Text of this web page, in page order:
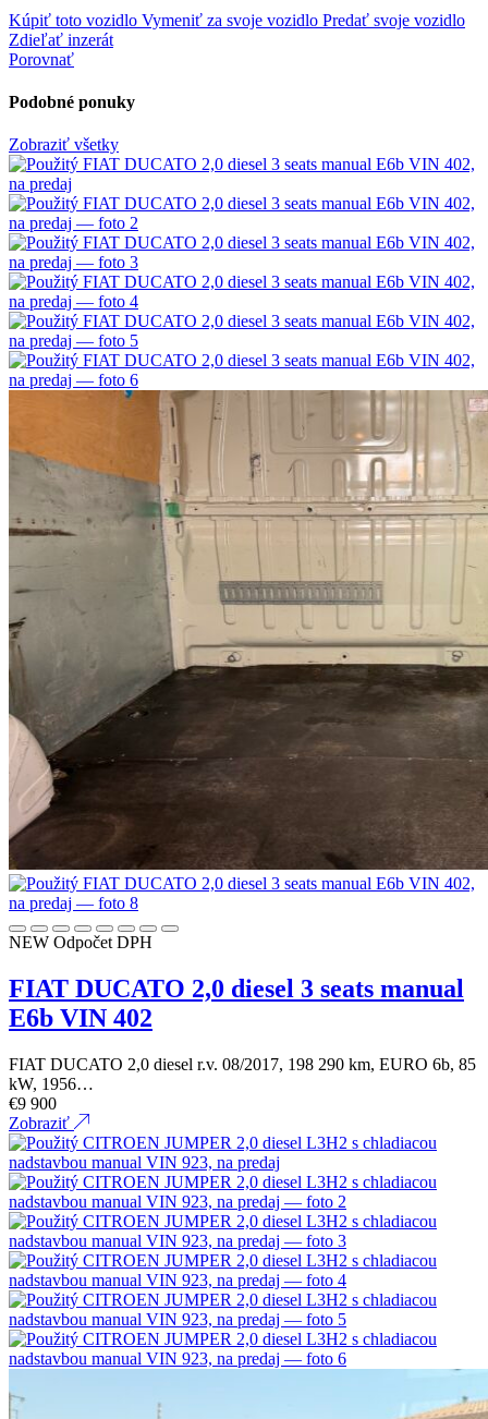
Kúpiť toto vozidlo Vymeniť za svoje vozidlo Predať svoje vozidlo
Zdieľať inzerát
Porovnať
Podobné ponuky
Zobraziť všetky
NEW Odpočet DPH
FIAT DUCATO 2,0 diesel 3 seats manual
E6b VIN 402
FIAT DUCATO 2,0 diesel r.v. 08/2017, 198 290 km, EURO 6b, 85
kW, 1956…
€9 900
Zobraziť